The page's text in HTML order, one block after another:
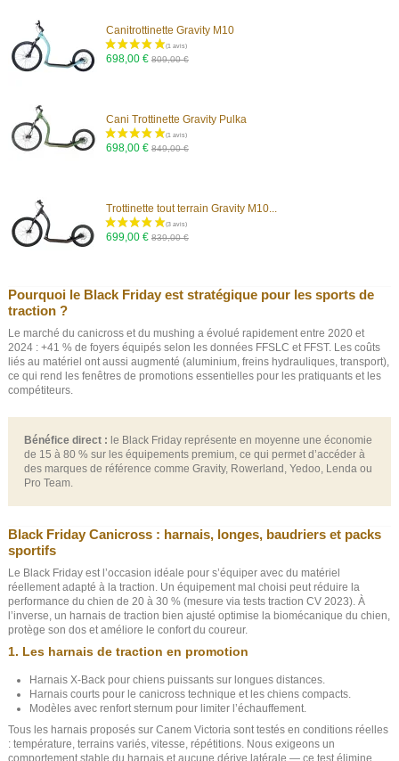
Canitrottinette Gravity M10
698,00 € 809,00 €
Cani Trottinette Gravity Pulka
698,00 € 849,00 €
Trottinette tout terrain Gravity M10...
699,00 € 839,00 €
Pourquoi le Black Friday est stratégique pour les sports de
traction ?
Le marché du canicross et du mushing a évolué rapidement entre 2020 et
2024 : +41 % de foyers équipés selon les données FFSLC et FFST. Les coûts
liés au matériel ont aussi augmenté (aluminium, freins hydrauliques, transport),
ce qui rend les fenêtres de promotions essentielles pour les pratiquants et les
compétiteurs.
Bénéfice direct : le Black Friday représente en moyenne une économie
de 15 à 80 % sur les équipements premium, ce qui permet d’accéder à
des marques de référence comme Gravity, Rowerland, Yedoo, Lenda ou
Pro Team.
Black Friday Canicross : harnais, longes, baudriers et packs
sportifs
Le Black Friday est l’occasion idéale pour s’équiper avec du matériel
réellement adapté à la traction. Un équipement mal choisi peut réduire la
performance du chien de 20 à 30 % (mesure via tests traction CV 2023). À
l’inverse, un harnais de traction bien ajusté optimise la biomécanique du chien,
protège son dos et améliore le confort du coureur.
1. Les harnais de traction en promotion
Harnais X-Back pour chiens puissants sur longues distances.
Harnais courts pour le canicross technique et les chiens compacts.
Modèles avec renfort sternum pour limiter l’échauffement.
Tous les harnais proposés sur Canem Victoria sont testés en conditions réelles
: température, terrains variés, vitesse, répétitions. Nous exigeons un
comportement stable du harnais et aucune dérive latérale — ce test élimine